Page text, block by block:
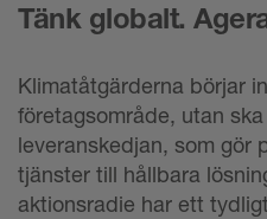
Tänk globalt.
Klimatåtgärderna börjar
företagsområde, utan
leveranskedjan, som gör
tjänster till hållbara
aktionsradie har ett